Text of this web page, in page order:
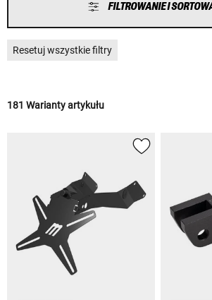
FILTROWANIE I
Resetuj wszystkie filtry
181 Warianty artykułu